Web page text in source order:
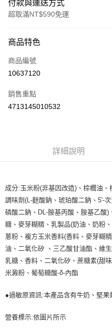
付款與運送方式
超取滿NT$590免運
信用卡一次付款
超商取貨付款
Apple Pay
相關說明
【關於「AFTEE先享後付」】
AFTEE先享後付是「在收到商品之
便利好安心！
１．簡單：不需註冊會員、不需綁卡
２．便利：只要手機號碼，簡訊認證
３．安心：先確認商品／服務後，再
【「AFTEE先享後付」結帳流程】
１．於結帳方式選擇「AFTEE先享後
２．訂單成立數日內，您將收到繳費
※ 請注意：結帳手續完成當下不需立
ATM付款
運送方式
全家取貨付款
每筆NT$60，滿NT$590(含以上)
每筆NT$60，滿NT$590(含以上)
7-11取貨付款
商品特色
商品編號
10637120
銷售重點
4713145010532
詳細說明
成分:玉米粉(非基因改造)、棕櫚油
調味劑(L-麩酸鈉、琥珀酸二鈉、5'-
磷酸二鈉、DL-胺基丙酸、胺基乙酸
糖、麥芽糊精、乳製品(奶油、奶粉
蔥粉、複方玉米香料(香料、麥芽糊
油、二氧化矽 、三乙酸甘油酯、維
乳糖、香料、二氧化矽、蔗糖素(甜
米澱粉、葡萄糖酸-δ-內酯
●過敏原資訊:本產品含有牛奶、堅果
營養標示:依圖片所示